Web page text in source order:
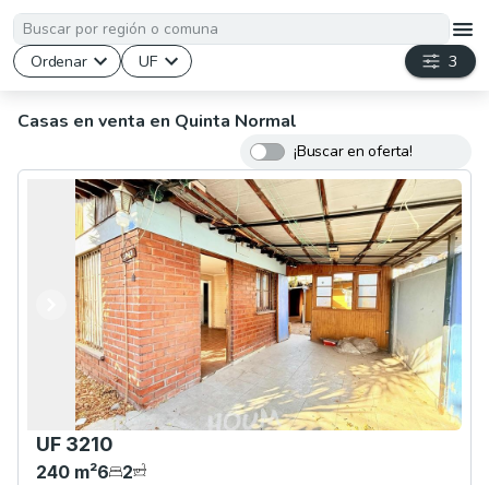
3
Ordenar UF
Casas en venta en Quinta Normal
¡Buscar en oferta!
Anterior
Siguiente
UF 3210
240 m²6 2